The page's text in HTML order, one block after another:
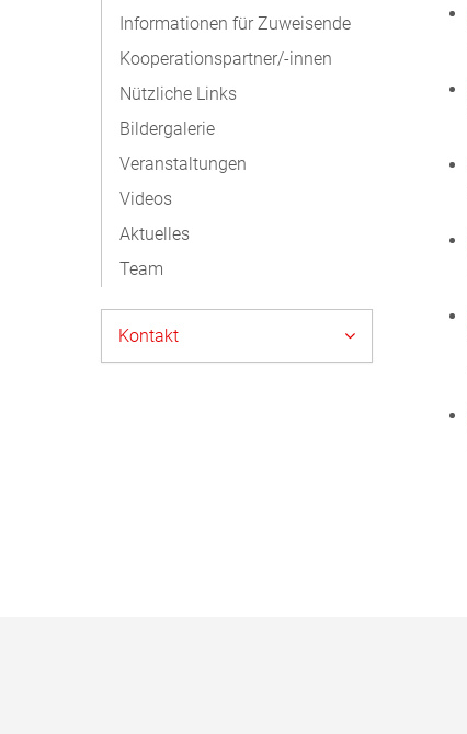
Informationen für Zuweisende
Kooperationspartner/-innen
Nützliche Links
Bildergalerie
Veranstaltungen
Videos
Aktuelles
Team
Kontakt